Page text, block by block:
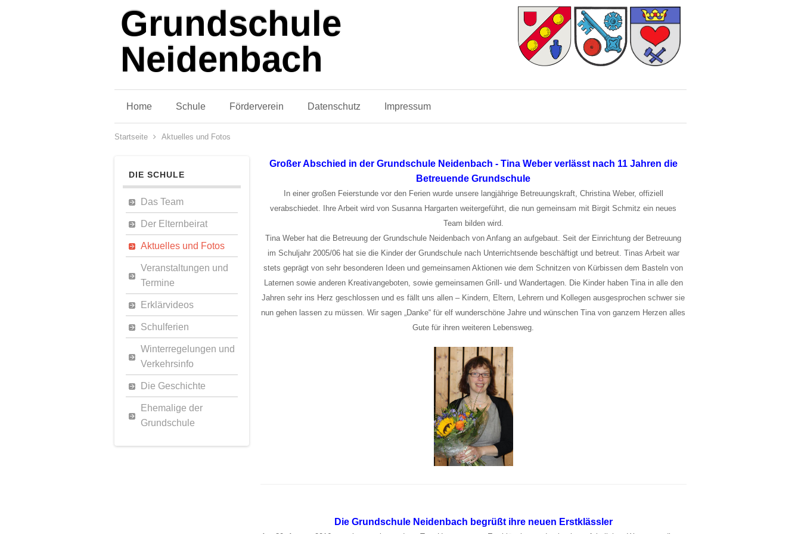
Grundschule
Neidenbach
Home Schule Förderverein Datenschutz Impressum
Startseite Aktuelles und Fotos
DIE SCHULE
Das Team
Der Elternbeirat
Aktuelles und Fotos
Veranstaltungen und
Termine
Erklärvideos
Schulferien
Winterregelungen und
Verkehrsinfo
Die Geschichte
Ehemalige der
Grundschule
Großer Abschied in der Grundschule Neidenbach - Tina Weber verlässt nach 11 Jahren die
Betreuende Grundschule
In einer großen Feierstunde vor den Ferien wurde unsere langjährige Betreuungskraft, Christina Weber, offiziell
verabschiedet. Ihre Arbeit wird von Susanna Hargarten weitergeführt, die nun gemeinsam mit Birgit Schmitz ein neues
Team bilden wird.
Tina Weber hat die Betreuung der Grundschule Neidenbach von Anfang an aufgebaut. Seit der Einrichtung der Betreuung
im Schuljahr 2005/06 hat sie die Kinder der Grundschule nach Unterrichtsende beschäftigt und betreut. Tinas Arbeit war
stets geprägt von sehr besonderen Ideen und gemeinsamen Aktionen wie dem Schnitzen von Kürbissen dem Basteln von
Laternen sowie anderen Kreativangeboten, sowie gemeinsamen Grill- und Wandertagen. Die Kinder haben Tina in alle den
Jahren sehr ins Herz geschlossen und es fällt uns allen – Kindern, Eltern, Lehrern und Kollegen ausgesprochen schwer sie
nun gehen lassen zu müssen. Wir sagen „Danke“ für elf wunderschöne Jahre und wünschen Tina von ganzem Herzen alles
Gute für ihren weiteren Lebensweg.
Die Grundschule Neidenbach begrüßt ihre neuen Erstklässler